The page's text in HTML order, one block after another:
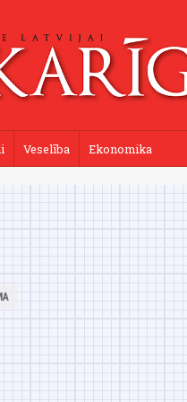
Veselība Ekonomika